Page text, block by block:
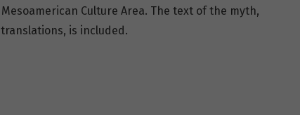
Culture Area. The text of the myth,
is included.